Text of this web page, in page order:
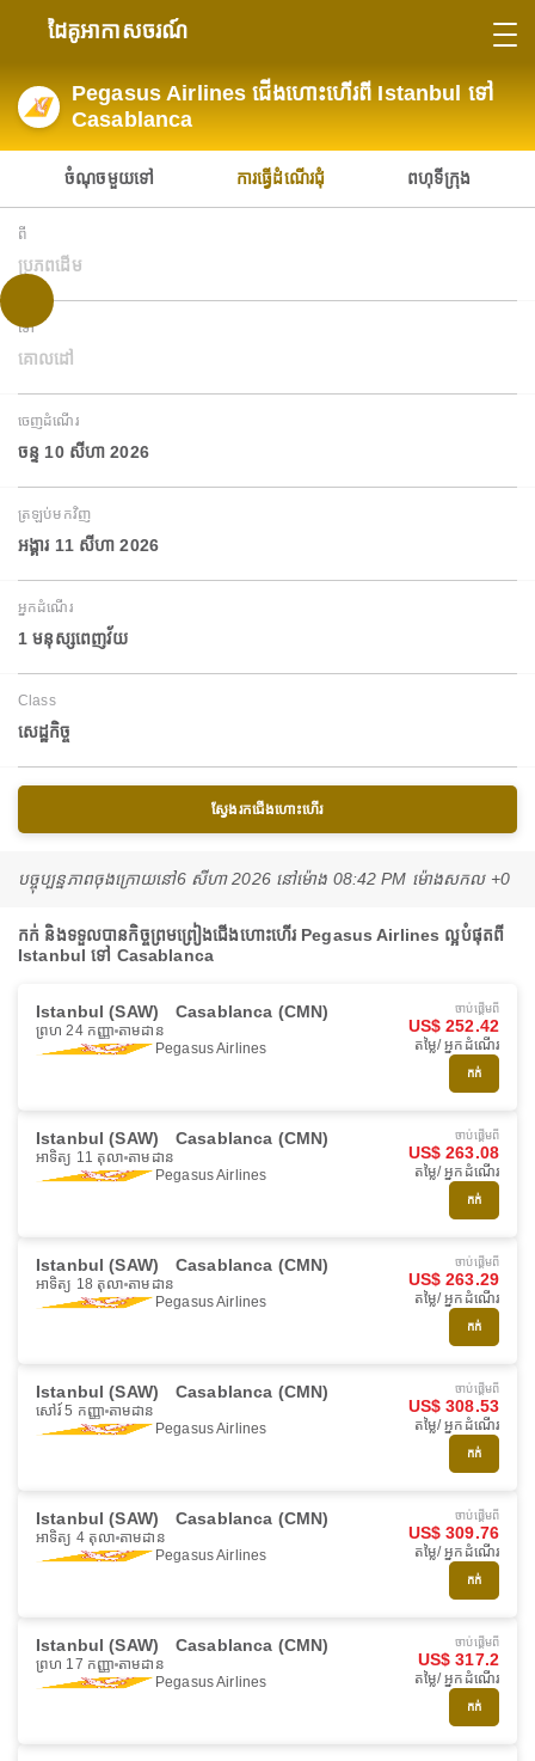
ដៃគូអាកាសចរណ៍
Pegasus Airlines ជើងហោះហើរពី Istanbul ទៅ
Casablanca
ចំណុចមួយទៅ ការធ្វើដំណើរជុំ ពហុទីក្រុង
ពី
ប្រភពដើម
ទៅ
គោលដៅ
ចេញដំណើរ
ចន្ទ 10 សីហា 2026
ត្រឡប់មកវិញ
អង្គារ 11 សីហា 2026
អ្នកដំណើរ
1 មនុស្សពេញវ័យ
Class
សេដ្ឋកិច្ច
ស្វែងរកជើងហោះហើរ
បច្ចុប្បន្នភាពចុងក្រោយនៅ6 សីហា 2026 នៅ​ម៉ោង 08:42 PM ម៉ោង​សកល +0
កក់ និងទទួលបានកិច្ចព្រមព្រៀងជើងហោះហើរ Pegasus Airlines ល្អបំផុតពី
Istanbul ទៅ Casablanca
Istanbul (SAW) Casablanca (CMN)
ព្រហ 24 កញ្ញា តាមដាន
Pegasus Airlines
ចាប់ផ្ដើមពី
US$ 252.42
តម្លៃ/ អ្នកដំណើរ
កក់
Istanbul (SAW) Casablanca (CMN)
អាទិត្យ 11 តុលា តាមដាន
Pegasus Airlines
ចាប់ផ្ដើមពី
US$ 263.08
តម្លៃ/ អ្នកដំណើរ
កក់
Istanbul (SAW) Casablanca (CMN)
អាទិត្យ 18 តុលា តាមដាន
Pegasus Airlines
ចាប់ផ្ដើមពី
US$ 263.29
តម្លៃ/ អ្នកដំណើរ
កក់
Istanbul (SAW) Casablanca (CMN)
សៅរ៍ 5 កញ្ញា តាមដាន
Pegasus Airlines
ចាប់ផ្ដើមពី
US$ 308.53
តម្លៃ/ អ្នកដំណើរ
កក់
Istanbul (SAW) Casablanca (CMN)
អាទិត្យ 4 តុលា តាមដាន
Pegasus Airlines
ចាប់ផ្ដើមពី
US$ 309.76
តម្លៃ/ អ្នកដំណើរ
កក់
Istanbul (SAW) Casablanca (CMN)
ព្រហ 17 កញ្ញា តាមដាន
Pegasus Airlines
ចាប់ផ្ដើមពី
US$ 317.2
តម្លៃ/ អ្នកដំណើរ
កក់